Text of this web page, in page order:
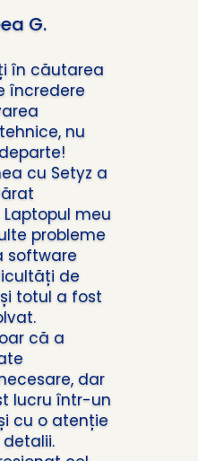
G.
în căutarea
încredere
nu
cu Setyz a
meu
probleme
software
de
totul a fost
că a
dar
lucru într-un
cu o atenție